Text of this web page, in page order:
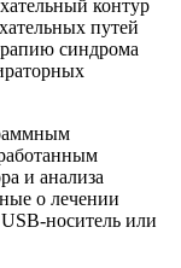
контур
путей
синдрома
и анализа
о лечении
носитель или